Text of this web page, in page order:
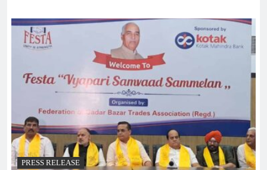
PRESS RELEASE